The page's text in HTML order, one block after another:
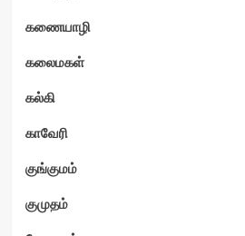
கணையாழி
கலைமகள்
கல்கி
காவேரி
குங்குமம்
குமுதம்